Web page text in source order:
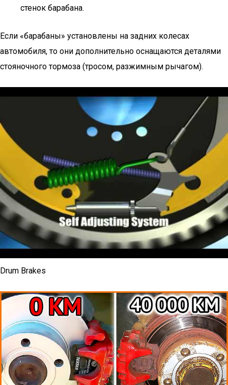
стенок барабана.
Если «барабаны» установлены на задних колесах
автомобиля, то они дополнительно оснащаются деталями
стояночного тормоза (тросом, разжимным рычагом).
Drum Brakes